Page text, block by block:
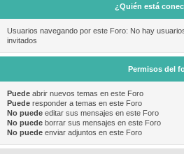
¿Quién está
Usuarios navegando por este Foro: No hay
invitados
Permisos del
Puede abrir nuevos temas en este Foro
Puede responder a temas en este Foro
No puede editar sus mensajes en este Foro
No puede borrar sus mensajes en este Foro
No puede enviar adjuntos en este Foro